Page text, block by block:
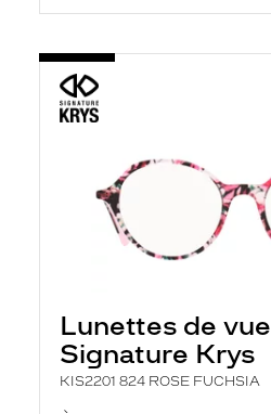
Lunettes de vue
Signature Krys
KIS2201 824 ROSE FUCHSIA